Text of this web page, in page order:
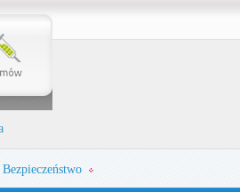
Bezpieczeństwo